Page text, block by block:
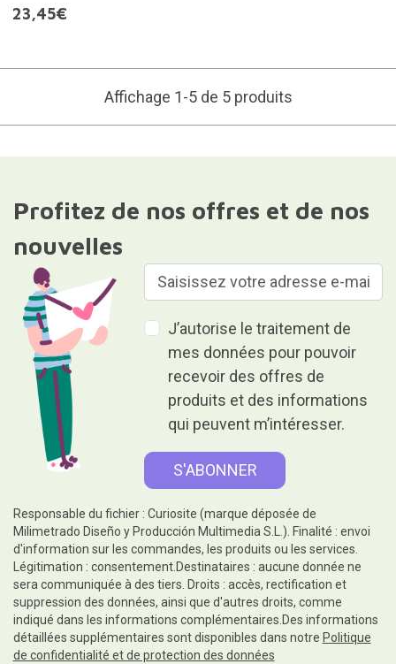
23,45€
Affichage 1-5 de 5 produits
Profitez de nos offres et de nos
nouvelles
J’autorise le traitement de
mes données pour pouvoir
recevoir des offres de
produits et des informations
qui peuvent m’intéresser.
Responsable du fichier : Curiosite (marque déposée de
Milimetrado Diseño y Producción Multimedia S.L.). Finalité : envoi
d'information sur les commandes, les produits ou les services.
Légitimation : consentement.Destinataires : aucune donnée ne
sera communiquée à des tiers. Droits : accès, rectification et
suppression des données, ainsi que d'autres droits, comme
indiqué dans les informations complémentaires.Des informations
détaillées supplémentaires sont disponibles dans notre Politique
de confidentialité et de protection des données